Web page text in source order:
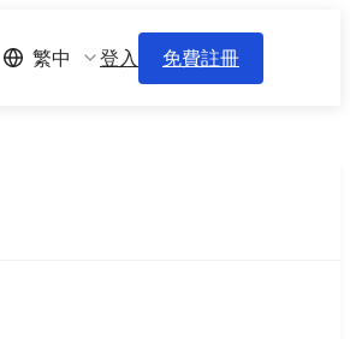
繁中 登入 免費註冊